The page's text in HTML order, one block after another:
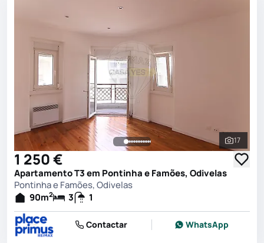
Ver
17
1 250 €
Apartamento T3 em Pontinha e Famões, Odivelas
Pontinha e Famões, Odivelas
90m2 3 1
Contactar WhatsApp